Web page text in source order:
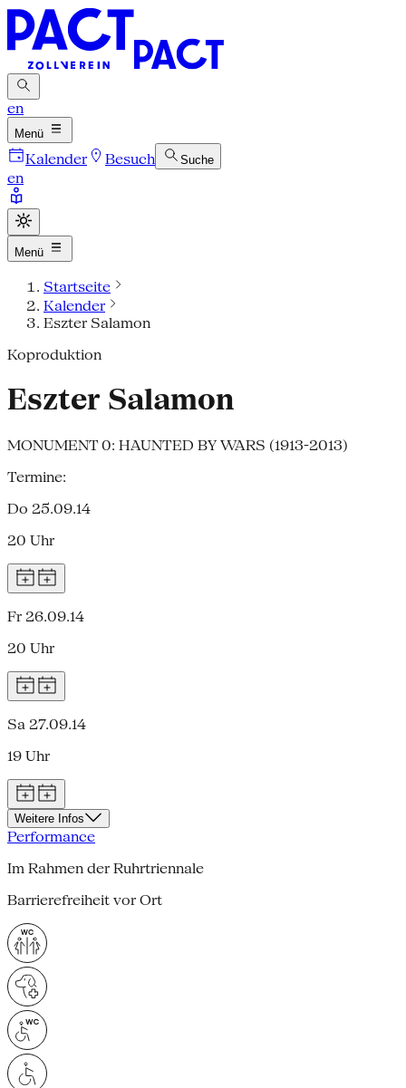
en
Menü
Kalender Besuch Suche
en
Menü
Startseite
Kalender
Eszter Salamon
Koproduktion
Eszter Salamon
MONUMENT 0: HAUNTED BY WARS (1913-2013)
Termine:
Do 25.09.14
20 Uhr
Fr 26.09.14
20 Uhr
Sa 27.09.14
19 Uhr
Weitere Infos
Performance
Im Rahmen der Ruhrtriennale
Barrierefreiheit vor Ort